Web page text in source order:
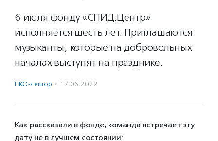
6 июля фонду «СПИД.Центр»
исполняется шесть лет. Приглашаются
музыканты, которые на добровольных
началах выступят на празднике.
НКО-сектор · 17.06.2022
Как рассказали в фонде, команда встречает эту
дату не в лучшем состоянии: